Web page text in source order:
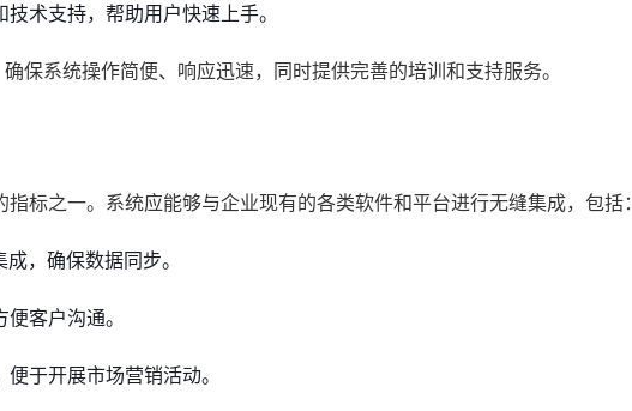
术支持，帮助用户快速上手。
保系统操作简便、响应迅速，同时提供完善的培训和支持服务。
标之一。系统应能够与企业现有的各类软件和平台进行无缝集成，包括：
，确保数据同步。
客户沟通。
于开展市场营销活动。